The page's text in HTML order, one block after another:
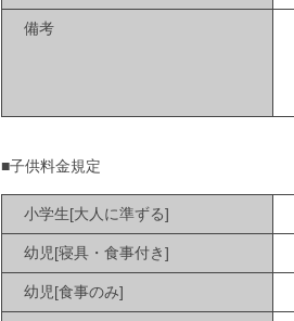
備考
■子供料金規定
小学生[大人に準ずる]
幼児[寝具・食事付き]
幼児[食事のみ]